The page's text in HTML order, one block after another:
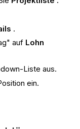
.
auf Lohn
Liste aus.
ein.